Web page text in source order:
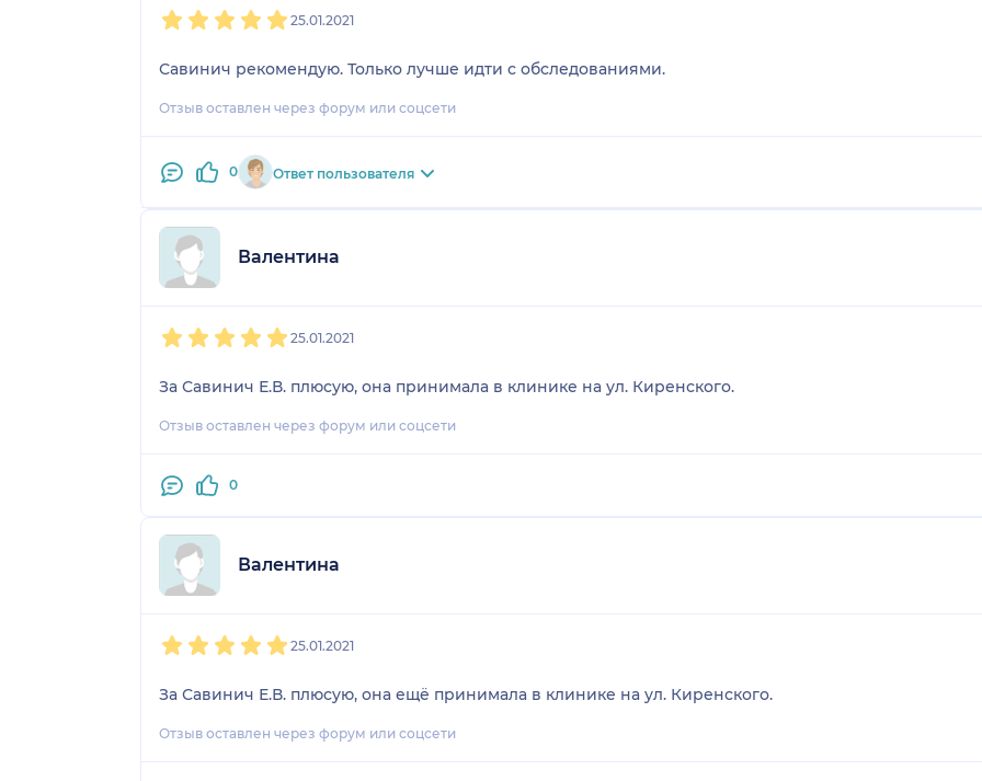
25.01.2021
Савинич рекомендую. Только лучше идти с обследованиями.
Отзыв оставлен через форум или соцсети
0 Ответ пользователя
Валентина
25.01.2021
За Савинич Е.В. плюсую, она принимала в клинике на ул. Киренского.
Отзыв оставлен через форум или соцсети
0
Валентина
25.01.2021
За Савинич Е.В. плюсую, она ещё принимала в клинике на ул. Киренского.
Отзыв оставлен через форум или соцсети